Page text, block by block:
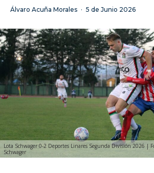
Álvaro Acuña Morales · 5 de Junio 2026
Lota Schwager 0-2 Deportes Linares Segunda División 2026 |
Schwager